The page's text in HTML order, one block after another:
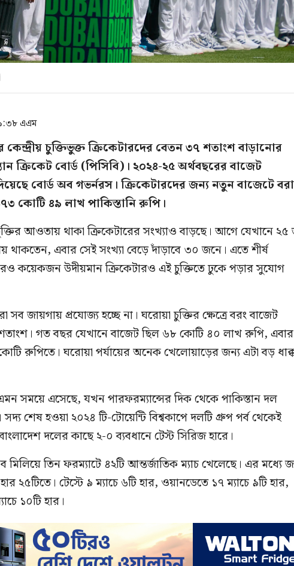
এএম
কেন্দ্রীয় চুক্তিভুক্ত ক্রিকেটারদের বেতন ৩৭ শতাংশ বাড়ানোর
ক্রিকেট বোর্ড (পিসিবি)। ২০২৪-২৫ অর্থবছরের বাজেট
বোর্ড অব গভর্নরস। ক্রিকেটারদের জন্য নতুন বাজেটে
কোটি ৪৯ লাখ পাকিস্তানি রুপি।
আওতায় থাকা ক্রিকেটারের সংখ্যাও বাড়ছে। আগে যেখানে
এবার সেই সংখ্যা বেড়ে দাঁড়াবে ৩০ জনে। এতে শীর্ষ
কয়েকজন উদীয়মান ক্রিকেটারও এই চুক্তিতে ঢুকে পড়ার সুযোগ
সব জায়গায় প্রযোজ্য হচ্ছে না। ঘরোয়া চুক্তির ক্ষেত্রে বরং বাজেট
গত বছর যেখানে বাজেট ছিল ৬৮ কোটি ৪০ লাখ রুপি,
রুপিতে। ঘরোয়া পর্যায়ের অনেক খেলোয়াড়ের জন্য এটা বড়
সময়ে এসেছে, যখন পারফরম্যান্সের দিক থেকে পাকিস্তান দল
শেষ হওয়া ২০২৪ টি-টোয়েন্টি বিশ্বকাপে দলটি গ্রুপ পর্ব থেকেই
দলের কাছে ২-০ ব্যবধানে টেস্ট সিরিজ হারে।
মিলিয়ে তিন ফরম্যাটে ৪২টি আন্তর্জাতিক ম্যাচ খেলেছে। এর মধ্যে
২৫টিতে। টেস্টে ৯ ম্যাচে ৬টি হার, ওয়ানডেতে ১৭ ম্যাচে ৯টি হার,
১০টি হার।